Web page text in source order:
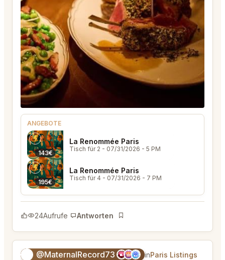
ANGEBOTE
143€
La Renommée Paris
Tisch für 2 - 07/31/2026 - 5 PM
195€
La Renommée Paris
Tisch für 4 - 07/31/2026 - 7 PM
24Aufrufe Antworten
Lesezeichen
@MaternalRecord73 inParis Listings